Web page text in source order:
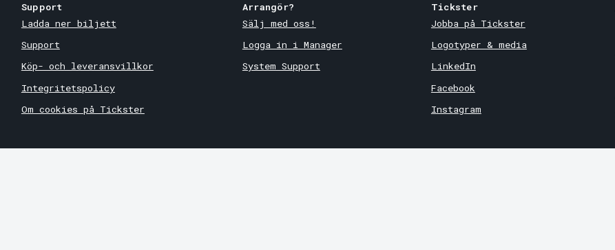
Support
Ladda ner biljett
Support
Köp- och leveransvillkor
Integritetspolicy
Om cookies på Tickster
Arrangör?
Sälj med oss!
Logga in i Manager
System Support
Tickster
Jobba på Tickster
Logotyper & media
LinkedIn
Facebook
Instagram